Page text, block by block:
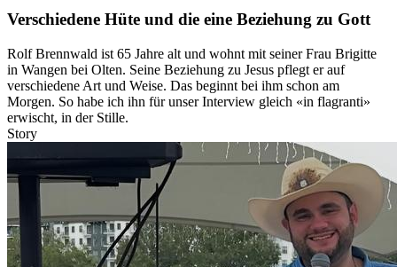
Verschiedene Hüte und die eine Beziehung zu Gott
Rolf Brennwald ist 65 Jahre alt und wohnt mit seiner Frau Brigitte
in Wangen bei Olten. Seine Beziehung zu Jesus pflegt er auf
verschiedene Art und Weise. Das beginnt bei ihm schon am
Morgen. So habe ich ihn für unser Interview gleich «in flagranti»
erwischt, in der Stille.
Story